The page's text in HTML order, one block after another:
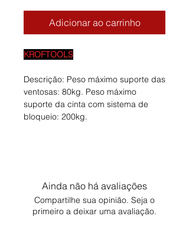
Adicionar ao carrinho
KROFTOOLS
Descrição: Peso máximo suporte das
ventosas: 80kg. Peso máximo
suporte da cinta com sistema de
bloqueio: 200kg.
Ainda não há avaliações
Compartilhe sua opinião. Seja o
primeiro a deixar uma avaliação.